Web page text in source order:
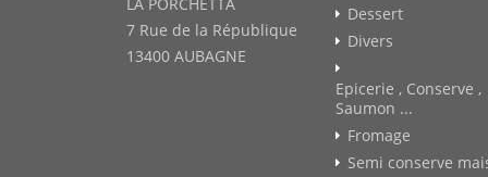
7 Rue de la République
13400 AUBAGNE
Dessert
Divers
Epicerie , Conserve ,
Saumon ...
Fromage
Semi conserve